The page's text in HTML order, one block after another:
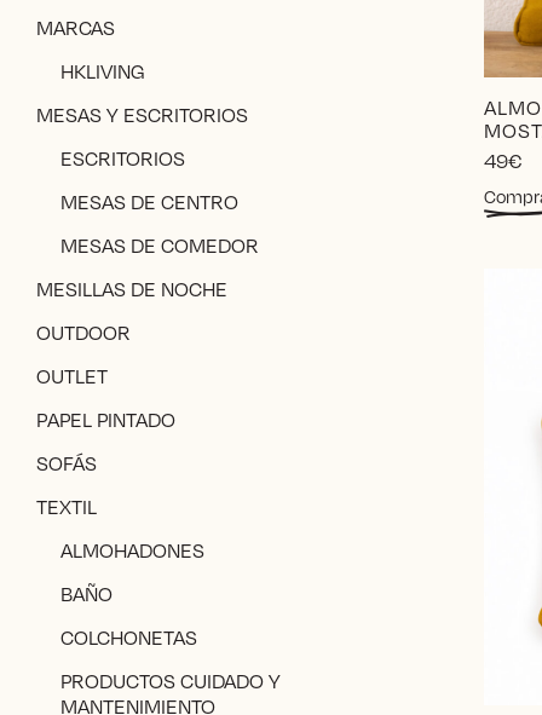
49€
MARCAS
HKLIVING
MESAS Y ESCRITORIOS
ESCRITORIOS
MESAS DE CENTRO
MESAS DE COMEDOR
MESILLAS DE NOCHE
OUTDOOR
OUTLET
PAPEL PINTADO
SOFÁS
TEXTIL
ALMOHADONES
BAÑO
COLCHONETAS
PRODUCTOS CUIDADO Y
MANTENIMIENTO